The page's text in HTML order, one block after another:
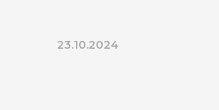
23.10.2024